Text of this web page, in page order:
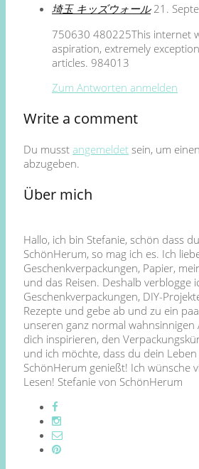
埼玉 キッズウォール 21.
750630 480225This internet
aspiration, extremely
articles. 984013
Zum Antworten anmelden
Write a comment
Du musst angemeldet sein, um
abzugeben.
Über mich
Hallo, ich bin Stefanie, schön dass
SchönHerum, so mag ich es. Ich
Geschenkverpackungen, Papier,
und das Reisen. Deshalb verblogge
Geschenkverpackungen, DIY-
Rezepte und gebe ab und zu ein
unseren ganz normal wahnsinnigen
dich inspirieren, den
und ich möchte, dass du dein
SchönHerum genießt! Ich wünsche
Lesen! Stefanie von SchönHerum